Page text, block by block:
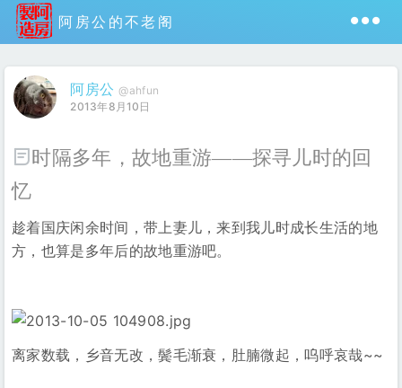
阿房公的不老阁
阿房公 @ahfun
2013年8月10日
时隔多年，故地重游——探寻儿时的回
忆
趁着国庆闲余时间，带上妻儿，来到我儿时成长生活的地
方，也算是多年后的故地重游吧。
离家数载，乡音无改，鬓毛渐衰，肚腩微起，呜呼哀哉~~